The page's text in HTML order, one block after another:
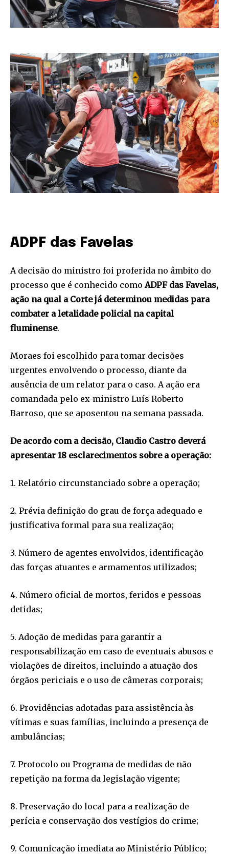
ADPF das Favelas
A decisão do ministro foi proferida no âmbito do
processo que é conhecido como ADPF das Favelas,
ação na qual a Corte já determinou medidas para
combater a letalidade policial na capital
fluminense.
Moraes foi escolhido para tomar decisões
urgentes envolvendo o processo, diante da
ausência de um relator para o caso. A ação era
comandada pelo ex-ministro Luís Roberto
Barroso, que se aposentou na semana passada.
De acordo com a decisão, Claudio Castro deverá
apresentar 18 esclarecimentos sobre a operação:
1. Relatório circunstanciado sobre a operação;
2. Prévia definição do grau de força adequado e
justificativa formal para sua realização;
3. Número de agentes envolvidos, identificação
das forças atuantes e armamentos utilizados;
4. Número oficial de mortos, feridos e pessoas
detidas;
5. Adoção de medidas para garantir a
responsabilização em caso de eventuais abusos e
violações de direitos, incluindo a atuação dos
órgãos periciais e o uso de câmeras corporais;
6. Providências adotadas para assistência às
vítimas e suas famílias, incluindo a presença de
ambulâncias;
7. Protocolo ou Programa de medidas de não
repetição na forma da legislação vigente;
8. Preservação do local para a realização de
perícia e conservação dos vestígios do crime;
9. Comunicação imediata ao Ministério Público;